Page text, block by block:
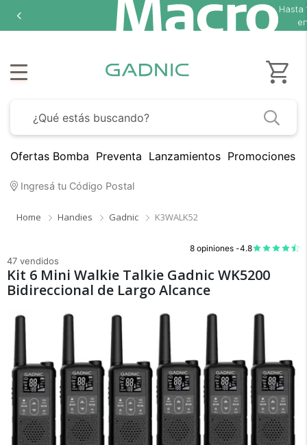
Hasta
Ofertas Bomba Preventa Lanzamientos Promociones
Ingresá tu Código Postal
Home Handies Gadnic K3WALK52
8 opiniones -4.8
47 vendidos
Kit 6 Mini Walkie Talkie Gadnic WK5200
Bidireccional de Largo Alcance